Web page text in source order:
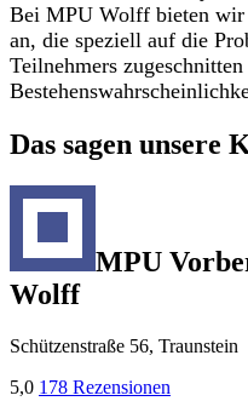
Bei MPU Wolff bieten wir
an, die speziell auf die
Teilnehmers
Das sagen unsere
MPU
Wolff
Schützenstraße 56, Traunstein
5,0 178 Rezensionen